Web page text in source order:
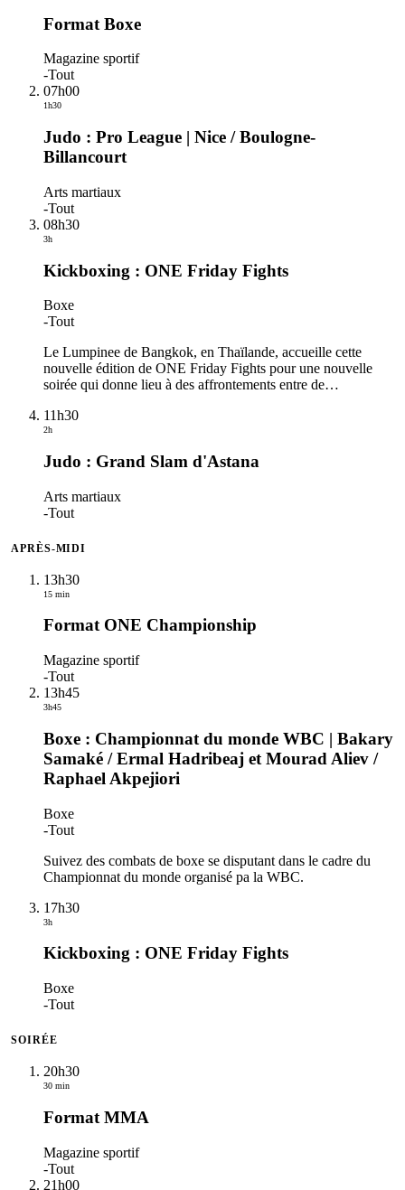
Format Boxe
Magazine sportif
-Tout
07h00
1h30
Judo : Pro League | Nice / Boulogne-
Billancourt
Arts martiaux
-Tout
08h30
3h
Kickboxing : ONE Friday Fights
Boxe
-Tout
Le Lumpinee de Bangkok, en Thaïlande, accueille cette
nouvelle édition de ONE Friday Fights pour une nouvelle
soirée qui donne lieu à des affrontements entre de…
11h30
2h
Judo : Grand Slam d'Astana
Arts martiaux
-Tout
APRÈS-MIDI
13h30
15 min
Format ONE Championship
Magazine sportif
-Tout
13h45
3h45
Boxe : Championnat du monde WBC | Bakary
Samaké / Ermal Hadribeaj et Mourad Aliev /
Raphael Akpejiori
Boxe
-Tout
Suivez des combats de boxe se disputant dans le cadre du
Championnat du monde organisé pa la WBC.
17h30
3h
Kickboxing : ONE Friday Fights
Boxe
-Tout
SOIRÉE
20h30
30 min
Format MMA
Magazine sportif
-Tout
21h00